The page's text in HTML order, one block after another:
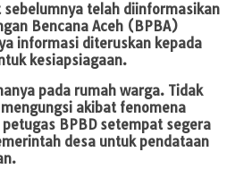
telah diinformasikan
Bencana Aceh (BPBA)
informasi diteruskan kepada
kesiapsiagaan.
pada rumah warga. Tidak
akibat fenomena
BPBD setempat segera
desa untuk pendataan